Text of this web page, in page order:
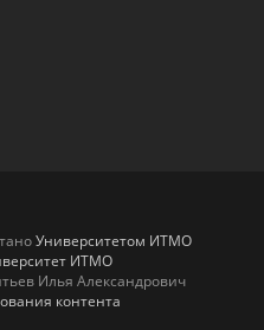
Университетом ИТМО
ИТМО
Илья Александрович
контента